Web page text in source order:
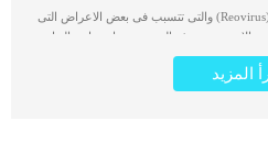
عدوى فيروس الامعاء عند الكلاب او الـ (Reovirus) والتى تتسبب فى بعض الاعراض التى
الاسف تحد هذه العدوى من امتصاص العناصر
والجفاف. هذه العدوى تقع داخل جدران الأمعاء
الخلايا في المنطقة التي يقيمون فيها. اقر
الكلاب نتيحة لذلك نجد ان هناك امتصاص محدود
المزيد